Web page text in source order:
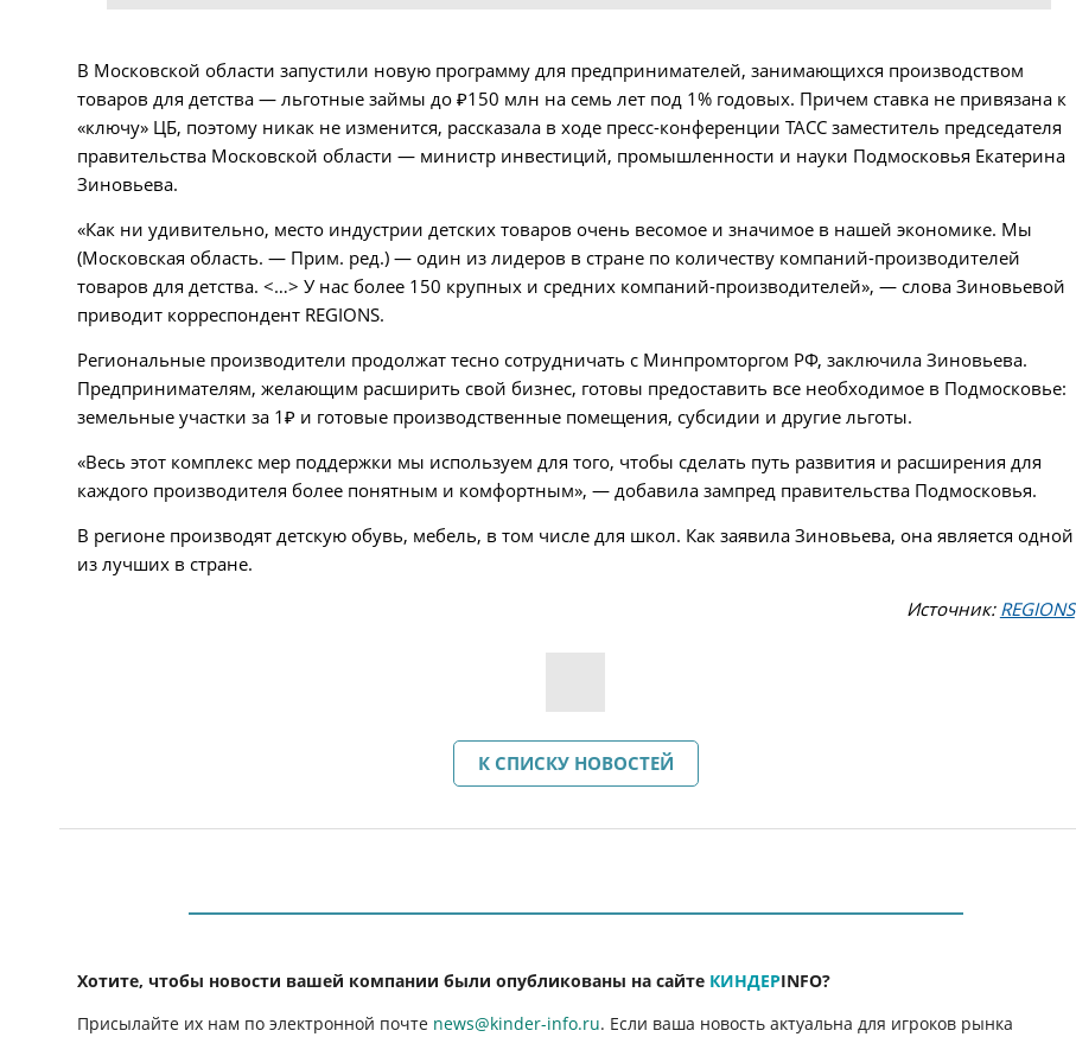
В Московской области запустили новую программу для предпринимателей, занимающихся производством
товаров для детства — льготные займы до ₽150 млн на семь лет под 1% годовых. Причем ставка не привязана к
«ключу» ЦБ, поэтому никак не изменится, рассказала в ходе пресс-конференции ТАСС заместитель председателя
правительства Московской области — министр инвестиций, промышленности и науки Подмосковья Екатерина
Зиновьева.
«Как ни удивительно, место индустрии детских товаров очень весомое и значимое в нашей экономике. Мы
(Московская область. — Прим. ред.) — один из лидеров в стране по количеству компаний-производителей
товаров для детства. <…> У нас более 150 крупных и средних компаний-производителей», — слова Зиновьевой
приводит корреспондент REGIONS.
Региональные производители продолжат тесно сотрудничать с Минпромторгом РФ, заключила Зиновьева.
Предпринимателям, желающим расширить свой бизнес, готовы предоставить все необходимое в Подмосковье:
земельные участки за 1₽ и готовые производственные помещения, субсидии и другие льготы.
«Весь этот комплекс мер поддержки мы используем для того, чтобы сделать путь развития и расширения для
каждого производителя более понятным и комфортным», — добавила зампред правительства Подмосковья.
В регионе производят детскую обувь, мебель, в том числе для школ. Как заявила Зиновьева, она является одной
из лучших в стране.
Источник: REGIONS
К СПИСКУ НОВОСТЕЙ
Хотите, чтобы новости вашей компании были опубликованы на сайте КИНДЕРINFO?
Присылайте их нам по электронной почте news@kinder-info.ru. Если ваша новость актуальна для игроков рынка